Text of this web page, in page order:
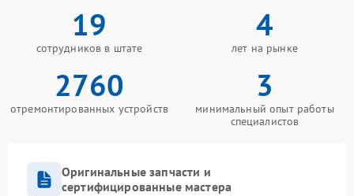
19
сотрудников в штате
4
лет на рынке
2760
отремонтированных устройств
3
минимальный опыт работы
специалистов
Оригинальные запчасти и
сертифицированные мастера